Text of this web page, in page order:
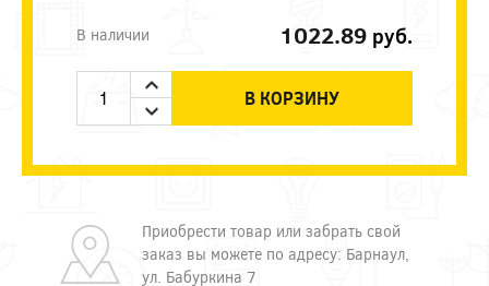
В наличии 1022.89 руб.
В КОРЗИНУ
Приобрести товар или забрать свой
заказ вы можете по адресу: Барнаул,
ул. Бабуркина 7